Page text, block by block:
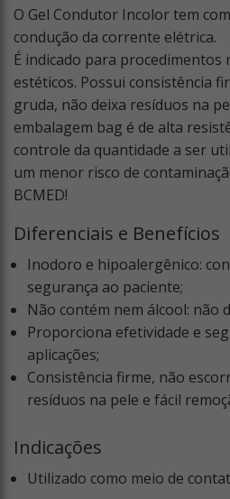
O Gel Condutor Incolor tem
condução da corrente elétrica.
É indicado para procedimentos
estéticos. Possui consistência
gruda, não deixa resíduos na
embalagem bag é de alta
controle da quantidade a ser
um menor risco de
BCMED!
Diferenciais e Benefícios
Inodoro e hipoalergênico:
segurança ao paciente;
Não contém nem álcool: não
Proporciona efetividade e
aplicações;
Consistência firme, não
resíduos na pele e fácil
Indicações
Utilizado como meio de